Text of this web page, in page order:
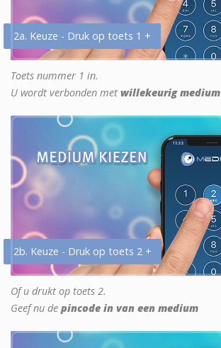
2a. Keuze - Druk op toets 1 +
Toets nummer 1 in.
U wordt verbonden met willekeurig medium
2b. Keuze - Druk op toets 2 +
Of u drukt op toets 2.
Geef nu de pincode in van een medium